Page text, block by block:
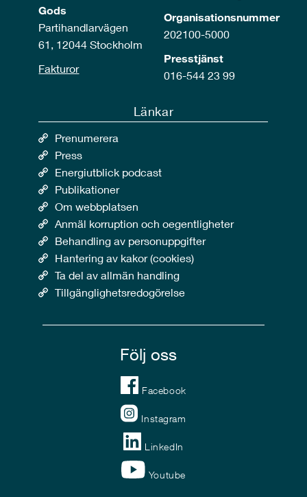
Gods
Partihandlarvägen
61, 12044 Stockholm
Fakturor
Organisationsnummer
202100-5000
Presstjänst
016-544 23 99
Länkar
Prenumerera
Press
Energiutblick podcast
Publikationer
Om webbplatsen
Anmäl korruption och oegentligheter
Behandling av personuppgifter
Hantering av kakor (cookies)
Ta del av allmän handling
Tillgänglighetsredogörelse
Följ oss
Facebook
Instagram
LinkedIn
Youtube